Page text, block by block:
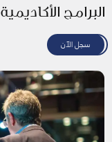
البرامج الأكاديمية
سجل الآن